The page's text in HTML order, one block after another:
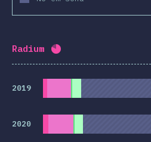
Radium Percentatge
2019
2020